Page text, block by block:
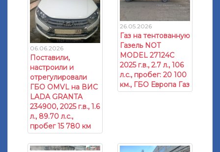
06.06.2026
Поставили,
настроили и
отрегулировали
ГБО OMVL на ВИС
LADA GRANTA
234900, 2025 г.в., 1.6
л., 89.70 л.с.,
пробег 15 780 км
26.05.2026
Газ на тентованную
Газель NOT
MODEL 27124C
2025 г.в., 2.7 л., 106
л.с., пробег: 20 100
км., ГБО Европа Газ